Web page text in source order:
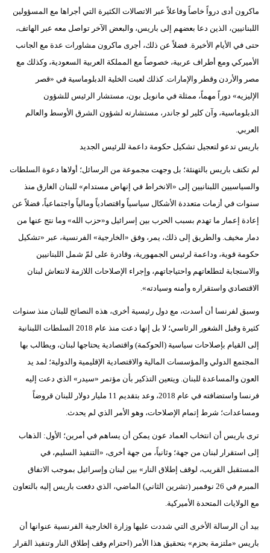
ماكرون أدى درواً خاصاً وفاعلاً عبر الاتصالات الكثيرة التي أجراها مع المسؤولين
اللبنانيين، الذين دعا بعضهم إلى باريس، والبعض الآخر تواصل معه عبر الهاتف،
حتى في الأيام الأخيرة. فضلاً عن ذلك، أجرى ماكرون مشاورات عدة مع الجانب
الأميركي ومع أطراف عربية، خصوصاً مع المملكة العربية السعودية، وكذلك مع
مصر والأردن وقطر والإمارات. كذلك لعبت الخلية الدبلوماسية في «قصر
الإليزيه» دوراً مهماً، ممثلة في مانويل بون، مستشار الرئيس للشؤون
الدبلوماسية، وآن كلير لو جاندر، مستشارته لشؤون الشرق الأوسط والعالم
العربي.
باريس تدعو لتعجيل تشكيل حكومة داعمة للرئيس الجديد
لم تكتف باريس بالتهنئة؛ بل وجهت مجموعة من الرسائل؛ أولاها دعوة السلطات
والسياسيين اللبنانيين إلى «الانخراط في إنهاض مستدام» للبنان الغارق منذ
سنوات في أزمات متعددة الأشكال سياسياً واقتصادياً ومالياً واجتماعياً، فضلاً عن
إعادة إعمار ما تهدم بسبب الحرب بين إسرائيل و«حزب الله» وما نتج عنها من
دمار مخيف. والطريق إلى ذلك، يمر، وفق «الخارجية» الفرنسية، عبر «تشكيل
حكومة قوية، وداعمة لرئيس الجمهورية، وقادرة على لمّ شمل اللبنانيين
والاستجابة لتطلعاتهم واحتياجاتهم، وإجراء الإصلاحات اللازمة لانتعاش لبنان
الاقتصادي واستقراره وأمنه وسيادته».
وسبق لفرنسا أن أسدت، مع دول رئيسية أخرى، هذه النصائح للبنان منذ سنوات
كثيرة وقبل الشغور الرئاسي؛ لا بل إنها دعت منذ عام 2018 السلطات اللبنانية
إلى القيام بإصلاحات سياسية (الحوكمة) واقتصادية يحتاجها لبنان، ويطالب بها
المجتمع الدولي والمؤسسات المالية والاقتصادية الإقليمية والدولية؛ لمد يد
العون والمساعدة للبنان. ويتعين التذكير بأن مؤتمر «سيدر» الذي دعت إليه
فرنسا واستضافته في عام 2018، وعد بتقديم 11 مليار دولار للبنان قروضاً
ومساعدات؛ شرط إتمام الإصلاحات، وهو الأمر الذي لم يحدث.
ترى باريس أن انتخاب العماد عون يمكن أن يساهم في أمرين؛ الأول: الذهاب
إلى استقرار لبنان من جهة؛ وثانياً، من جهة أخرى، «التنفيذ السليم، في
المستقبل القريب، لوقف إطلاق النار» بين لبنان وإسرائيل بموجب الاتفاق
المبرم في 26 نوفمبر (تشرين الثاني) الماضي، الذي دفعت باريس إليه بالتعاون
مع الولايات المتحدة الأميركية.
بيد أن الرسالة الأخرى التي شددت عليها وزارة الخارجية الفرنسية عنوانها أن
باريس «ملتزمة بحزم» بتحقيق هذا الأمر (احترام وقف إطلاق النار وتنفيذ القرار